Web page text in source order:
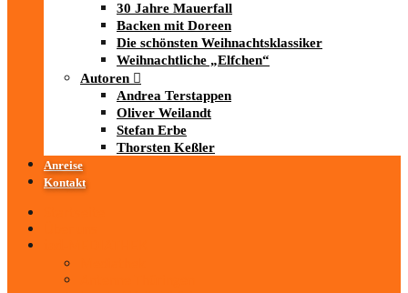
30 Jahre Mauerfall
Backen mit Doreen
Die schönsten Weihnachtsklassiker
Weihnachtliche „Elfchen“
Autoren
Andrea Terstappen
Oliver Weilandt
Stefan Erbe
Thorsten Keßler
Anreise
Kontakt